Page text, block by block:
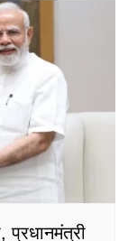
प्रधानमंत्री